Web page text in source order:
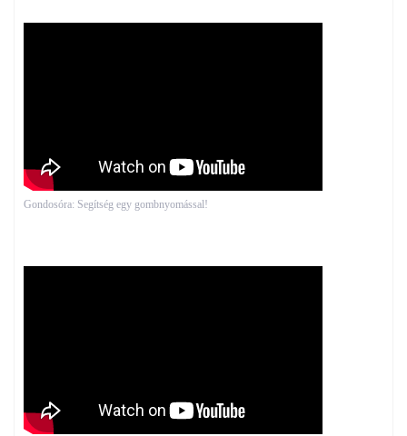
Gondosóra: Segítség egy gombnyomással!